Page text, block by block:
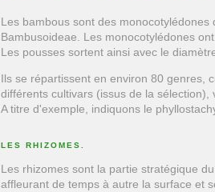
Les bambous sont des
Bambusoideae. Les monocotylédones
Les pousses sortent ainsi avec le
Ils se répartissent en environ 80 genres,
différents cultivars (issus de la sélection),
A titre d'exemple, indiquons le
LES RHIZOMES.
Les rhizomes sont la partie stratégique
affleurant de temps à autre la surface et